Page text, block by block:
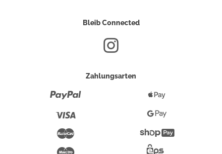
Bleib Connected
Zahlungsarten
Maestro
Pay
Google
Pay